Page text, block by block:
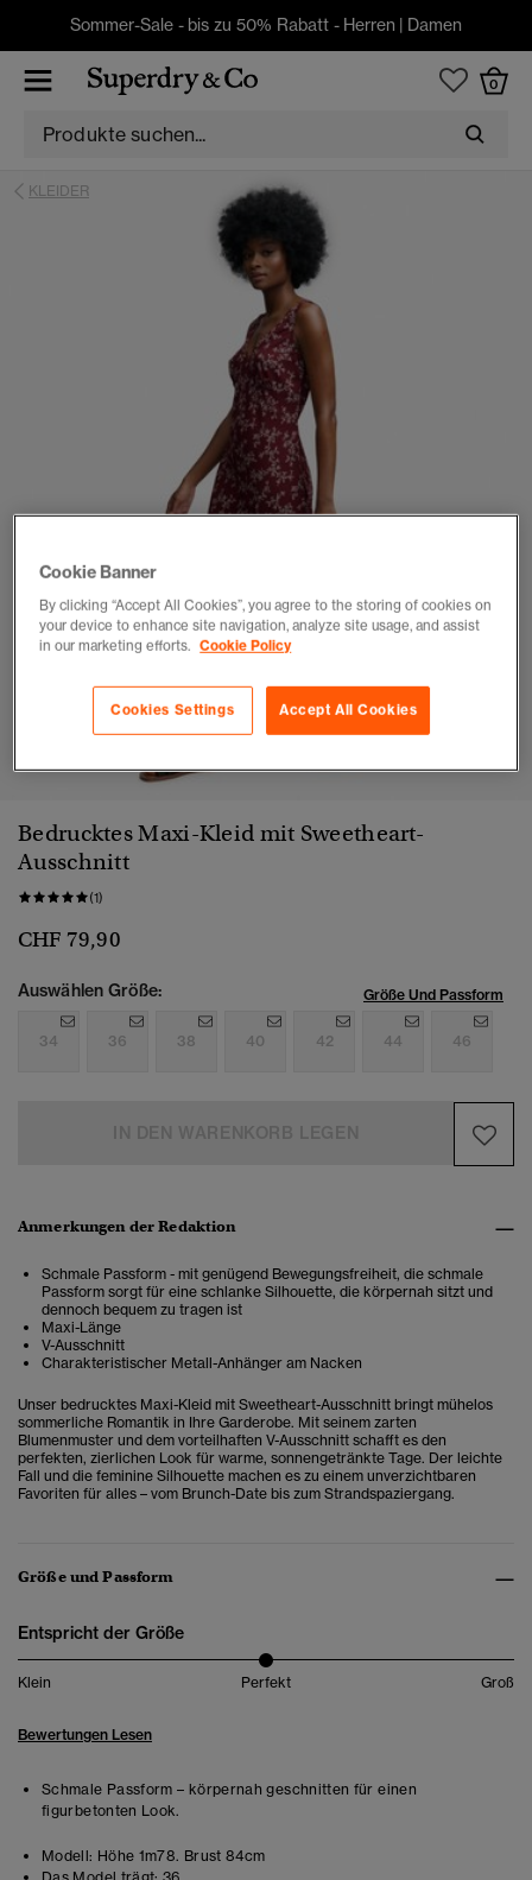
Sommer-Sale - bis zu 50% Rabatt - Herren | Damen
0
KLEIDER
1 2 3 4 5
Bedrucktes Maxi-Kleid mit Sweetheart-
Ausschnitt
(1)
CHF 79,90
Auswählen Größe: Größe Und Passform
34 36 38 40 42 44 46
Anmerkungen der Redaktion
Schmale Passform - mit genügend Bewegungsfreiheit, die schmale
Passform sorgt für eine schlanke Silhouette, die körpernah sitzt und
dennoch bequem zu tragen ist
Maxi-Länge
V-Ausschnitt
Charakteristischer Metall-Anhänger am Nacken
Unser bedrucktes Maxi-Kleid mit Sweetheart-Ausschnitt bringt mühelos
sommerliche Romantik in Ihre Garderobe. Mit seinem zarten
Blumenmuster und dem vorteilhaften V-Ausschnitt schafft es den
perfekten, zierlichen Look für warme, sonnengetränkte Tage. Der leichte
Fall und die feminine Silhouette machen es zu einem unverzichtbaren
Favoriten für alles – vom Brunch-Date bis zum Strandspaziergang.
Größe und Passform
Entspricht der Größe
Klein Perfekt Groß
Bewertungen Lesen
Schmale Passform – körpernah geschnitten für einen
figurbetonten Look.
Modell: Höhe 1m78. Brust 84cm
Cookie Banner
By clicking “Accept All Cookies”, you agree to the storing of cookies on
your device to enhance site navigation, analyze site usage, and assist
in our marketing efforts. Cookie Policy
Accept All Cookies
Cookies Settings